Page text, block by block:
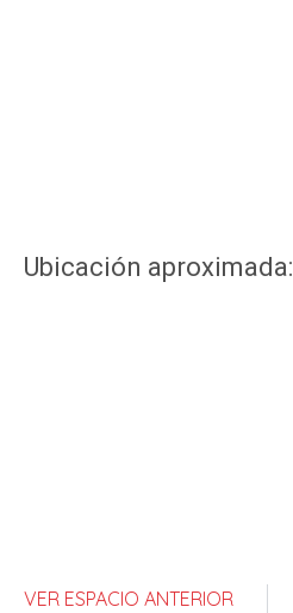
Ubicación aproximada:
VER ESPACIO ANTERIOR